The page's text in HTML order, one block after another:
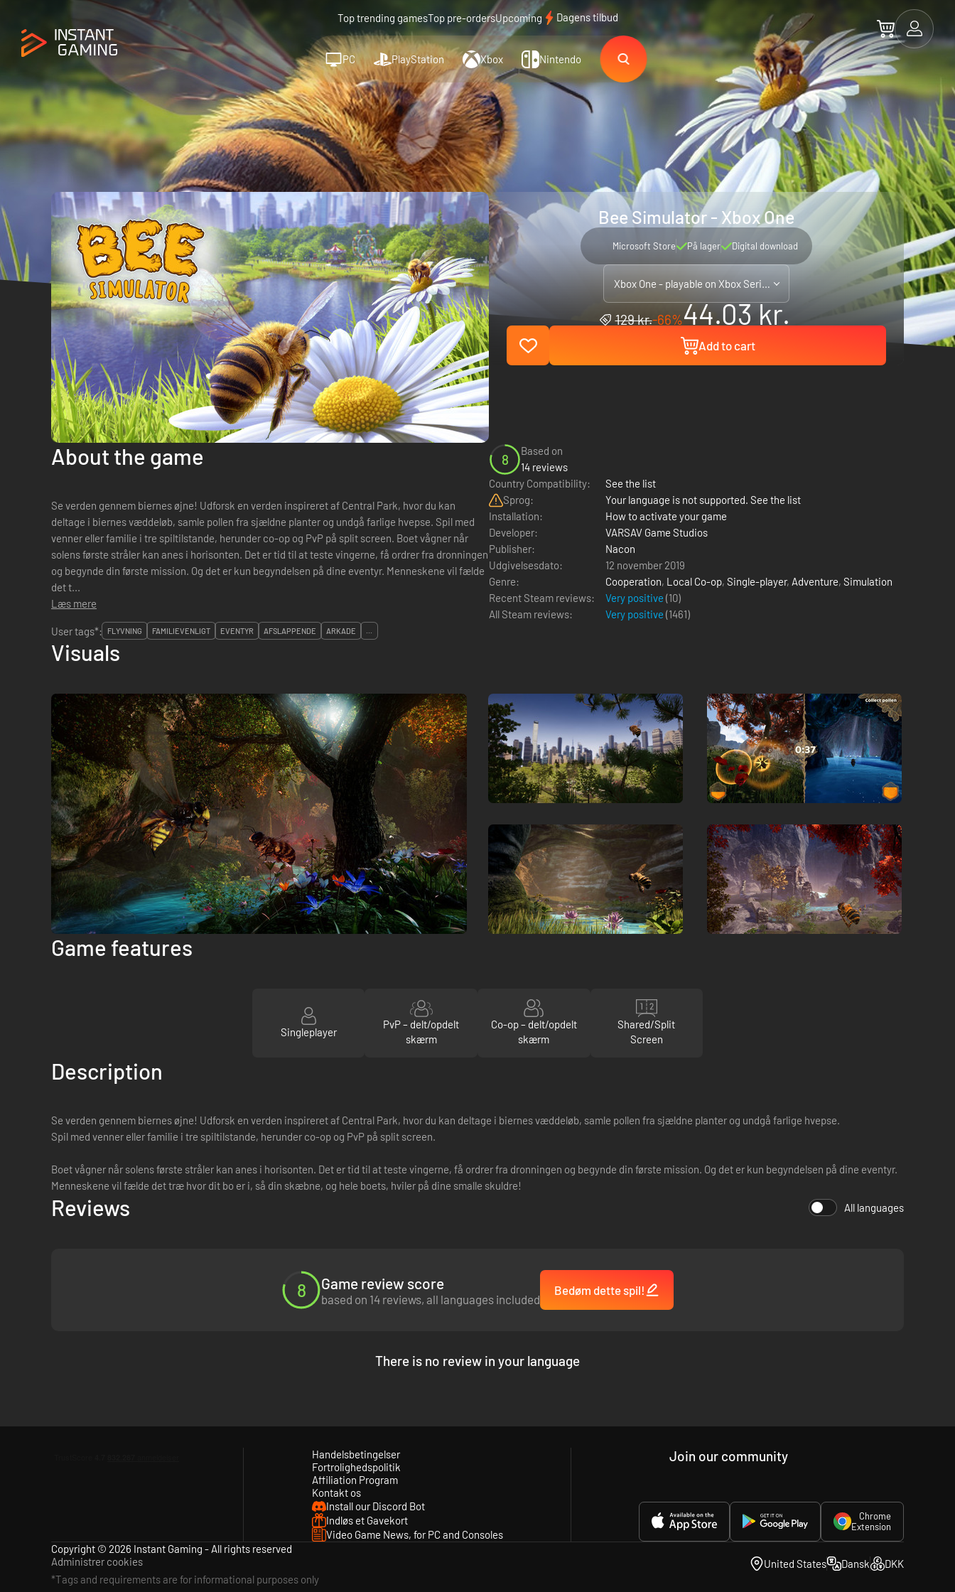
Top trending gamesTop pre-ordersUpcoming Dagens tilbud
PC PlayStation Xbox Nintendo
Bee Simulator - Xbox One
Microsoft Store På lager Digital download
Xbox One - playable on Xbox Series X|S
129 kr.-66%44.03 kr.
Add to cart
About the game
Se verden gennem biernes øjne! Udforsk en verden inspireret af Central Park, hvor du kan
deltage i biernes væddeløb, samle pollen fra sjældne planter og undgå farlige hvepse. Spil med
venner eller familie i tre spiltilstande, herunder co-op og PvP på split screen. Boet vågner når
solens første stråler kan anes i horisonten. Det er tid til at teste vingerne, få ordrer fra dronningen
og begynde din første mission. Og det er kun begyndelsen på dine eventyr. Menneskene vil fælde
det t...
Læs mere
8
Based on
14 reviews
Country Compatibility:
See the list
Sprog:
Your language is not supported. See the list
Installation:
How to activate your game
Developer:
VARSAV Game Studios
Publisher:
Nacon
Udgivelsesdato:
12 november 2019
Genre:
Cooperation, Local Co-op, Single-player, Adventure, Simulation
Recent Steam reviews:
Very positive (10)
All Steam reviews:
Very positive (1461)
User tags*:
FLYVNING FAMILIEVENLIGT EVENTYR AFSLAPPENDE ARKADE ...
Visuals
Game features
Singleplayer
PvP – delt/opdelt
skærm
Co-op – delt/opdelt
skærm
Shared/Split
Screen
Description
Se verden gennem biernes øjne! Udforsk en verden inspireret af Central Park, hvor du kan deltage i biernes væddeløb, samle pollen fra sjældne planter og undgå farlige hvepse.
Spil med venner eller familie i tre spiltilstande, herunder co-op og PvP på split screen.
Boet vågner når solens første stråler kan anes i horisonten. Det er tid til at teste vingerne, få ordrer fra dronningen og begynde din første mission. Og det er kun begyndelsen på dine eventyr.
Menneskene vil fælde det træ hvor dit bo er i, så din skæbne, og hele boets, hviler på dine smalle skuldre!
Reviews All languages
8 Game review score
based on 14 reviews, all languages included
Bedøm dette spil!
There is no review in your language
Handelsbetingelser
Fortrolighedspolitik
Affiliation Program
Kontakt os
Install our Discord Bot
Indløs et Gavekort
Video Game News, for PC and Consoles
Join our community
Chrome
Extension
Copyright © 2026 Instant Gaming - All rights reserved
Administrer cookies
*Tags and requirements are for informational purposes only
United States Dansk DKK